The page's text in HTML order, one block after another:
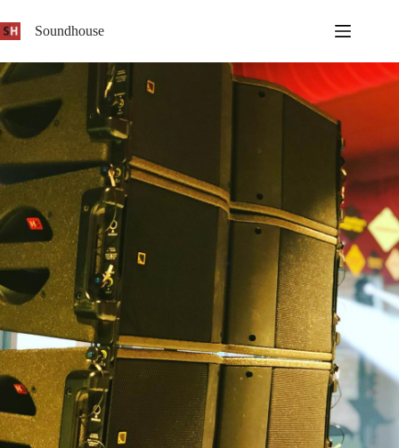
Soundhouse